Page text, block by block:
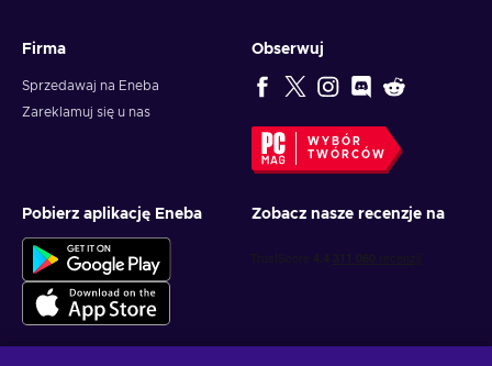
Firma
Sprzedawaj na Eneba
Zareklamuj się u nas
Obserwuj
WYBÓR
TWÓRCÓW
Pobierz aplikację Eneba Zobacz nasze recenzje na